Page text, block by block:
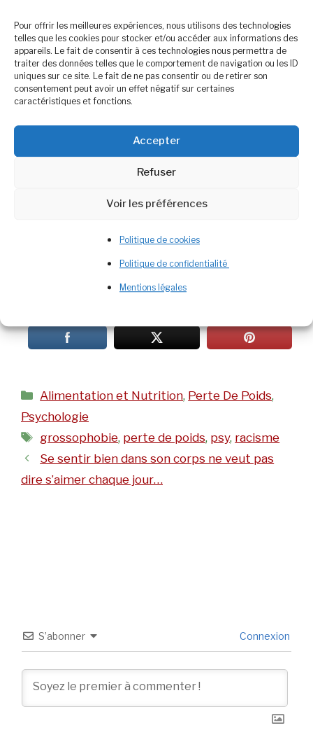
Pour offrir les meilleures expériences, nous utilisons des technologies
telles que les cookies pour stocker et/ou accéder aux informations des
appareils. Le fait de consentir à ces technologies nous permettra de
traiter des données telles que le comportement de navigation ou les ID
uniques sur ce site. Le fait de ne pas consentir ou de retirer son
consentement peut avoir un effet négatif sur certaines
caractéristiques et fonctions.
Accepter
Refuser
Voir les préférences
Politique de cookies
Politique de confidentialité
Mentions légales
Christine Savalli
Une diététicienne qui
Alimentations végétales, Comportement
alimentaire et Fertilité
DietetiquePourTous.fr
Catégories
Alimentation et Nutrition, Perte De Poids,
Psychologie
Étiquettes
grossophobie, perte de poids, psy, racisme
Se sentir bien dans son corps ne veut pas
dire s’aimer chaque jour…
S’abonner Connexion